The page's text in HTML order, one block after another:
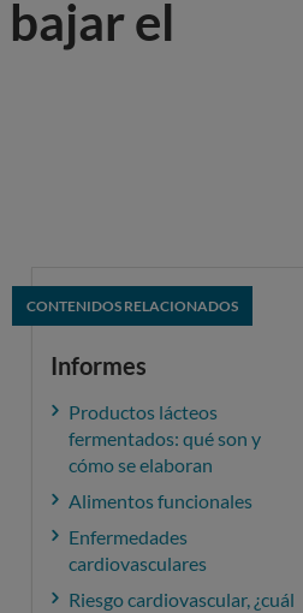
el
CONTENIDOS RELACIONADOS
Informes
Productos lácteos
fermentados: qué son y
cómo se elaboran
Alimentos funcionales
Enfermedades
cardiovasculares
Riesgo cardiovascular, ¿cuál